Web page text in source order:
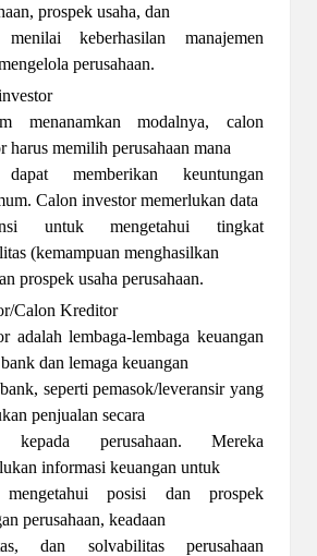
prospek usaha, dan
keberhasilan manajemen
perusahaan.
menanamkan modalnya, calon
harus memilih perusahaan mana
memberikan keuntungan
Calon investor memerlukan data
untuk mengetahui tingkat
(kemampuan menghasilkan
prospek usaha perusahaan.
Calon Kreditor
adalah lembaga-lembaga keuangan
dan lemaga keuangan
seperti pemasok/leveransir yang
penjualan secara
kepada perusahaan. Mereka
informasi keuangan untuk
mengetahui posisi dan prospek
perusahaan, keadaan
dan solvabilitas perusahaan